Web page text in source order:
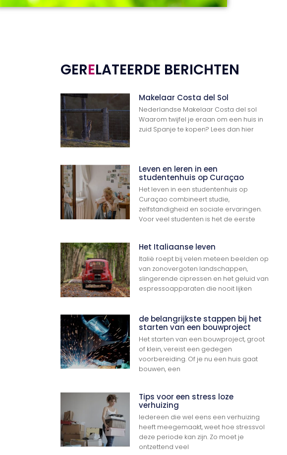
GERELATEERDE BERICHTEN
Makelaar Costa del Sol
Nederlandse Makelaar Costa del sol
Waarom twijfel je eraan om een huis in
zuid Spanje te kopen? Lees dan hier
Leven en leren in een
studentenhuis op Curaçao
Het leven in een studentenhuis op
Curaçao combineert studie,
zelfstandigheid en sociale ervaringen.
Voor veel studenten is het de eerste
Het Italiaanse leven
Italië roept bij velen meteen beelden op
van zonovergoten landschappen,
slingerende cipressen en het geluid van
espressoapparaten die nooit lijken
de belangrijkste stappen bij het
starten van een bouwproject
Het starten van een bouwproject, groot
of klein, vereist een gedegen
voorbereiding. Of je nu een huis gaat
bouwen, een
Tips voor een stress loze
verhuizing
Iedereen die wel eens een verhuizing
heeft meegemaakt, weet hoe stressvol
deze periode kan zijn. Zo moet je
ontzettend veel